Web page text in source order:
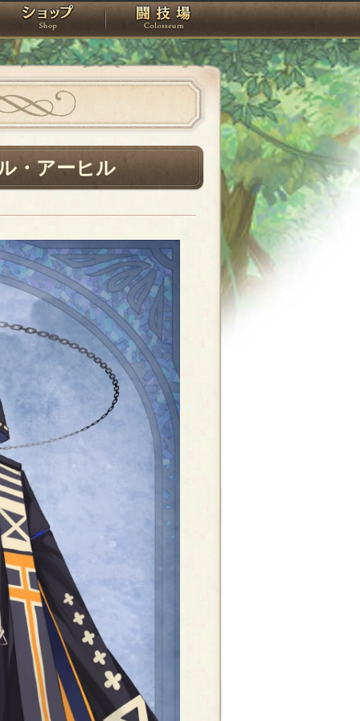
タジオ ショップ 闘技場
・アーヒル